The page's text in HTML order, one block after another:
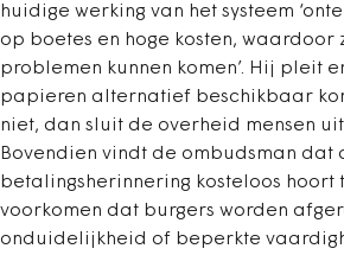
huidige werking van het systeem
op boetes en hoge kosten, waardoor
problemen kunnen komen’. Hij pleit
papieren alternatief beschikbaar
niet, dan sluit de overheid mensen
Bovendien vindt de ombudsman dat
betalingsherinnering kosteloos hoort
voorkomen dat burgers worden
onduidelijkheid of beperkte